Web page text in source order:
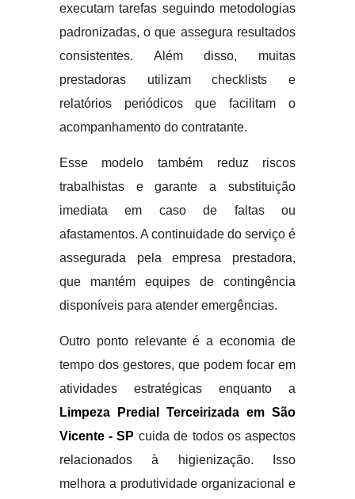
executam tarefas seguindo metodologias
padronizadas, o que assegura resultados
consistentes. Além disso, muitas
prestadoras utilizam checklists e
relatórios periódicos que facilitam o
acompanhamento do contratante.
Esse modelo também reduz riscos
trabalhistas e garante a substituição
imediata em caso de faltas ou
afastamentos. A continuidade do serviço é
assegurada pela empresa prestadora,
que mantém equipes de contingência
disponíveis para atender emergências.
Outro ponto relevante é a economia de
tempo dos gestores, que podem focar em
atividades estratégicas enquanto a
Limpeza Predial Terceirizada em São
Vicente - SP cuida de todos os aspectos
relacionados à higienização. Isso
melhora a produtividade organizacional e